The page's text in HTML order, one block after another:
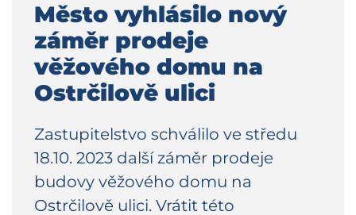
Město vyhlásilo nový
záměr prodeje
věžového domu na
Ostrčilově ulici
Zastupitelstvo schválilo ve středu
18.10. 2023 další záměr prodeje
budovy věžového domu na
Ostrčilově ulici. Vrátit této